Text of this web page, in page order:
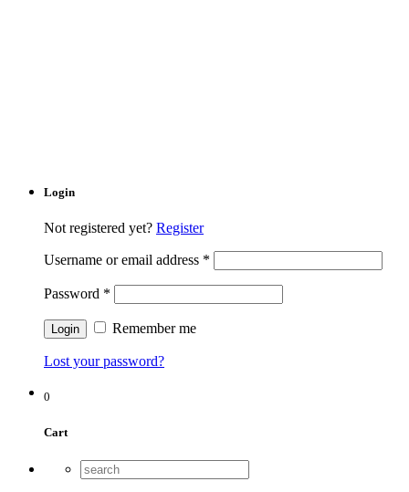
Login
Not registered yet? Register
Username or email address *
Password *
Remember me
Lost your password?
0
Cart